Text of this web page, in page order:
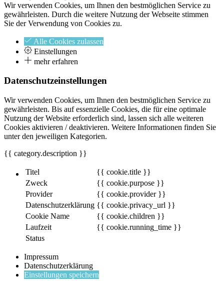
Wir verwenden Cookies, um Ihnen den bestmöglichen Service zu
gewährleisten. Durch die weitere Nutzung der Webseite stimmen
Sie der Verwendung von Cookies zu.
Alle Cookies zulassen
Einstellungen
mehr erfahren
Datenschutzeinstellungen
Wir verwenden Cookies, um Ihnen den bestmöglichen Service zu
gewährleisten. Bis auf essenzielle Cookies, die für eine optimale
Nutzung der Website erforderlich sind, lassen sich alle weiteren
Cookies aktivieren / deaktivieren. Weitere Informationen finden Sie
unter den jeweiligen Kategorien.
{{ category.description }}
Titel
{{ cookie.title }}
Zweck
{{ cookie.purpose }}
Provider
{{ cookie.provider }}
Datenschutzerklärung {{ cookie.privacy_url }}
Cookie Name
{{ cookie.children }}
Laufzeit
{{ cookie.running_time }}
Status
Impressum
Datenschutzerklärung
Einstellungen speichern